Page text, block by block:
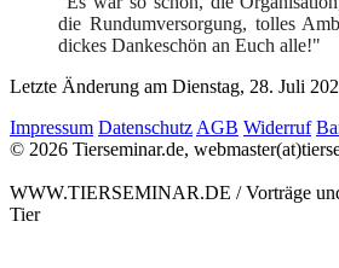
die Rundumversorgung, tolles
dickes Dankeschön an Euch alle!"
Letzte Änderung am Dienstag, 28. Juli
Impressum DatenschutzAGB Widerruf
© 2026 Tierseminar.de,
WWW.TIERSEMINAR.DE / Vorträge
Tier